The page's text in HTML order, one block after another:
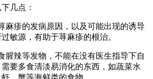
几点：
麻疹的发病原因，以及可能出现的诱导
敏源，有助于荨麻疹的根治。
腥辣等发物，不能在没有医生指导下自
要多食清淡易消化的东西，如蔬菜水
，蟹等海鲜类的食物。